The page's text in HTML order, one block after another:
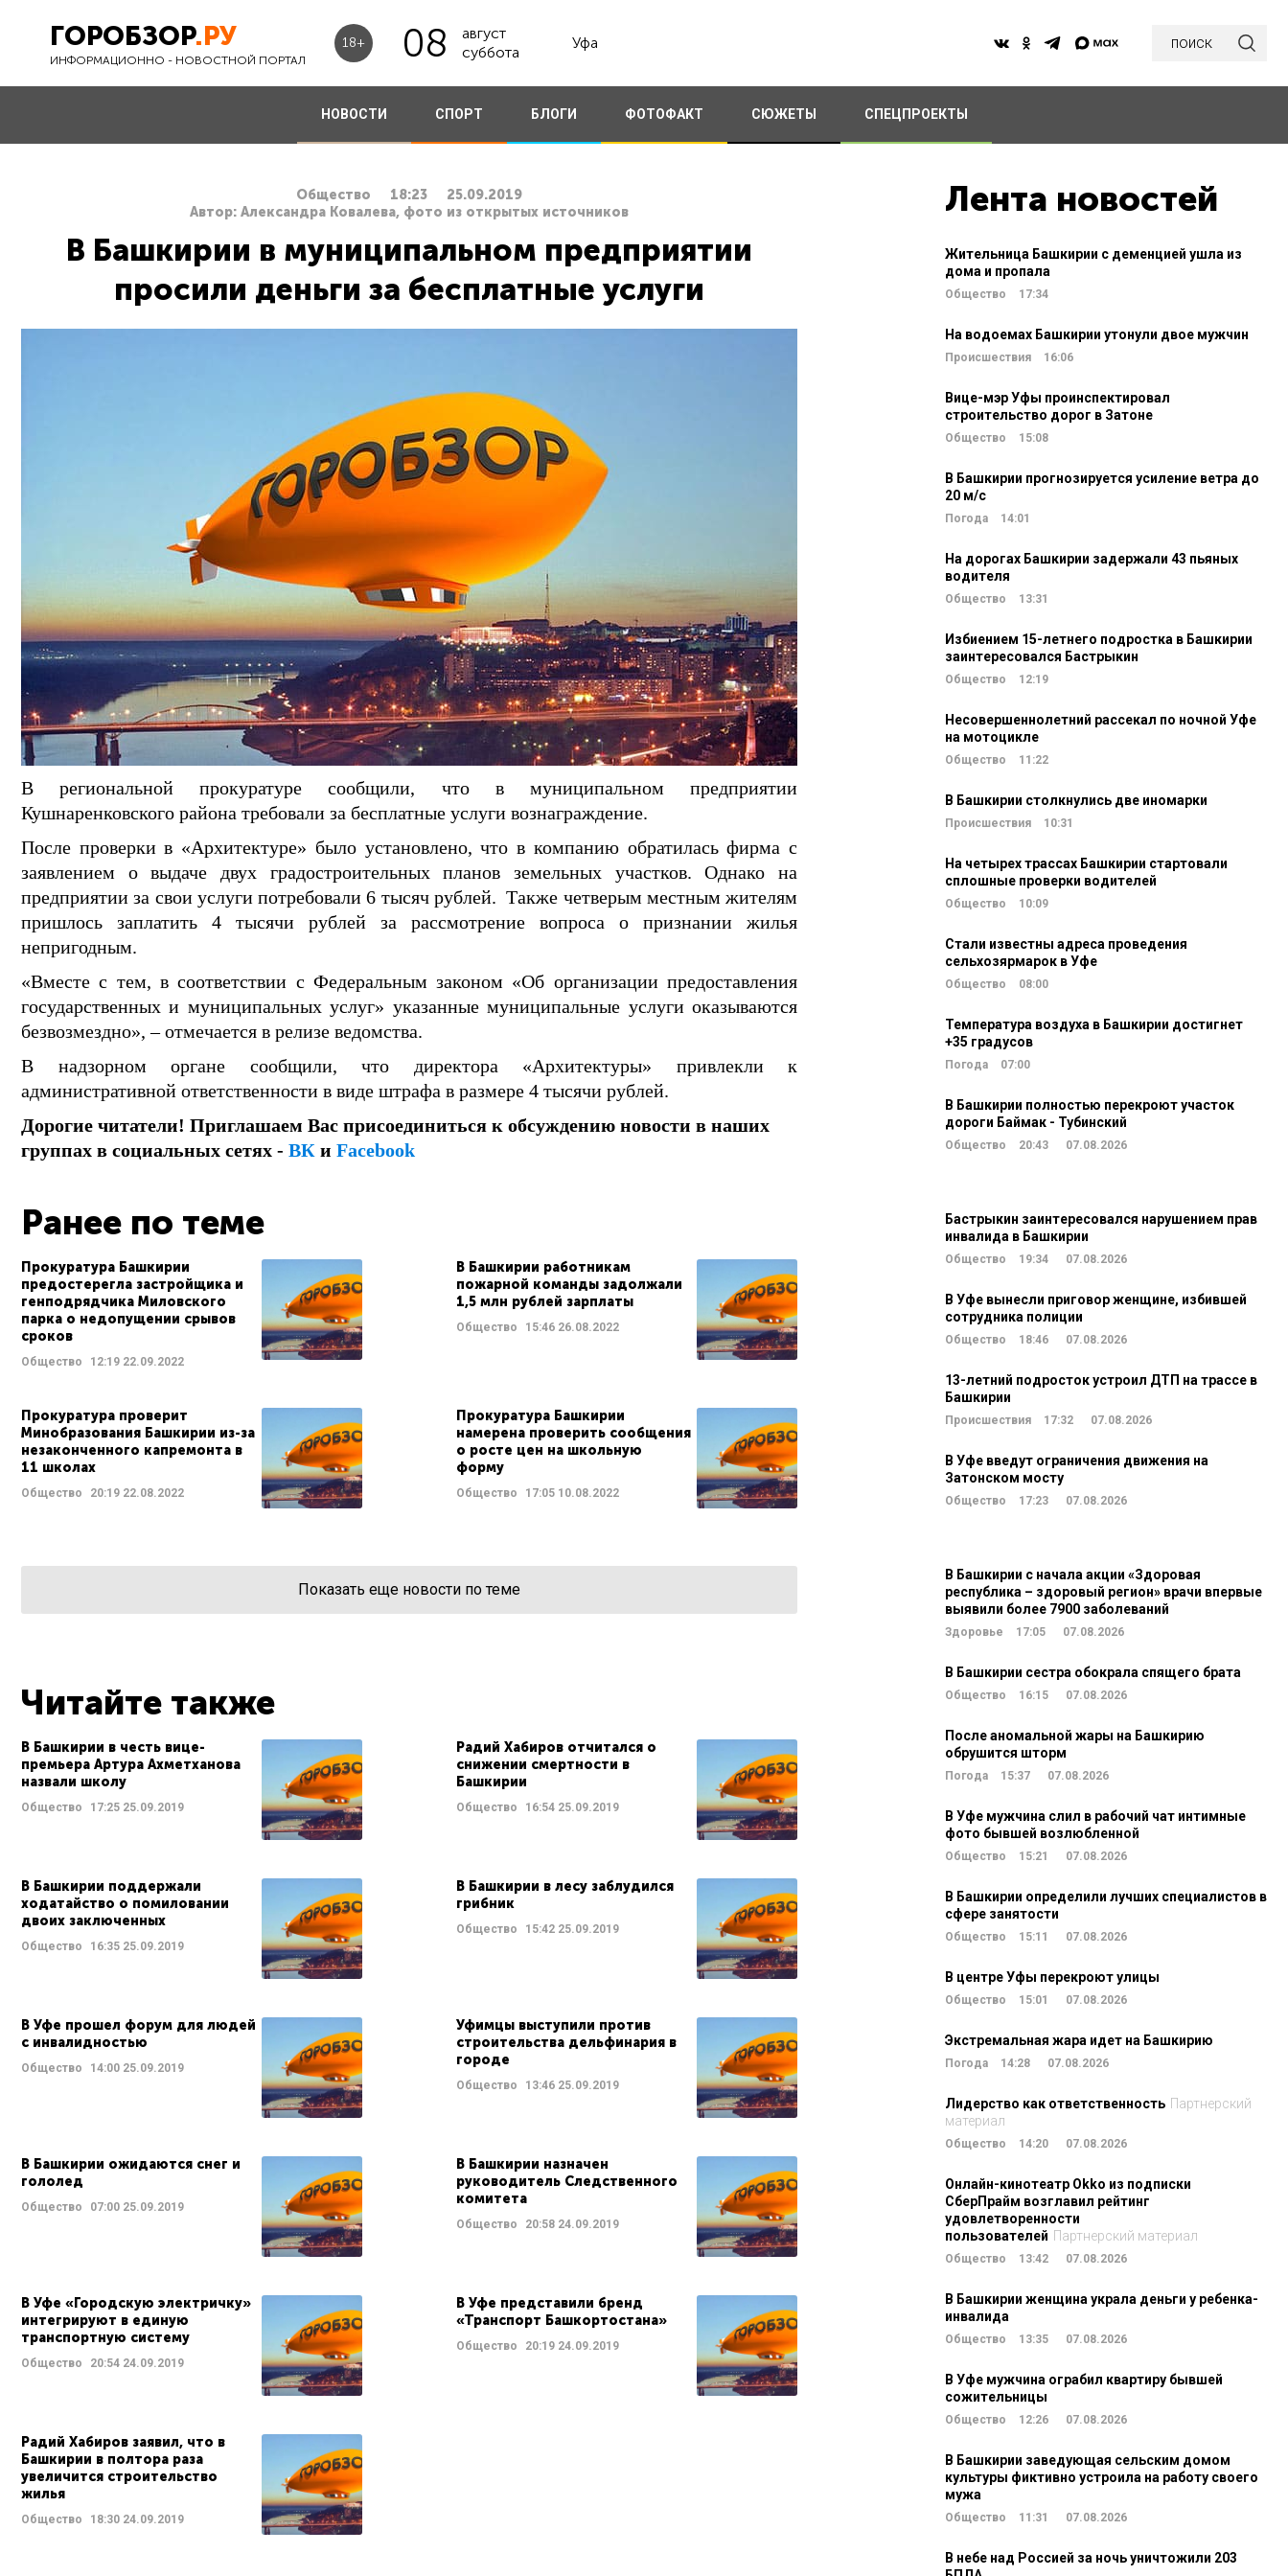
ГОРОБЗОР.РУ
ИНФОРМАЦИОННО - НОВОСТНОЙ ПОРТАЛ
18+ 08
август
суббота
Уфа поиск
НОВОСТИ СПОРТ БЛОГИ ФОТОФАКТ СЮЖЕТЫ СПЕЦПРОЕКТЫ
Общество 18:23
25.09.2019
Автор: Александра Ковалева, фото из открытых источников
В Башкирии в муниципальном предприятии
просили деньги за бесплатные услуги
В региональной прокуратуре сообщили, что в муниципальном предприятии
Кушнаренковского района требовали за бесплатные услуги вознаграждение.
После проверки в «Архитектуре» было установлено, что в компанию обратилась фирма с
заявлением о выдаче двух градостроительных планов земельных участков. Однако на
предприятии за свои услуги потребовали 6 тысяч рублей. Также четверым местным жителям
пришлось заплатить 4 тысячи рублей за рассмотрение вопроса о признании жилья
непригодным.
«Вместе с тем, в соответствии с Федеральным законом «Об организации предоставления
государственных и муниципальных услуг» указанные муниципальные услуги оказываются
безвозмездно», – отмечается в релизе ведомства.
В надзорном органе сообщили, что директора «Архитектуры» привлекли к
административной ответственности в виде штрафа в размере 4 тысячи рублей.
Дорогие читатели! Приглашаем Вас присоединиться к обсуждению новости в наших
группах в социальных сетях - ВК и Facebook
Ранее по теме
Прокуратура Башкирии
предостерегла застройщика и
генподрядчика Миловского
парка о недопущении срывов
сроков
Общество 12:19 22.09.2022
В Башкирии работникам
пожарной команды задолжали
1,5 млн рублей зарплаты
Общество 15:4626.08.2022
Прокуратура проверит
Минобразования Башкирии из-за
незаконченного капремонта в
11 школах
Общество 20:19 22.08.2022
Прокуратура Башкирии
намерена проверить сообщения
о росте цен на школьную
форму
Общество 17:0510.08.2022
Показать еще новости по теме
Читайте также
В Башкирии в честь вице-
премьера Артура Ахметханова
назвали школу
Общество 17:25 25.09.2019
Радий Хабиров отчитался о
снижении смертности в
Башкирии
Общество 16:5425.09.2019
В Башкирии поддержали
ходатайство о помиловании
двоих заключенных
Общество 16:35 25.09.2019
В Башкирии в лесу заблудился
грибник
Общество 15:4225.09.2019
В Уфе прошел форум для людей
с инвалидностью
Общество 14:00 25.09.2019
Уфимцы выступили против
строительства дельфинария в
городе
Общество 13:4625.09.2019
В Башкирии ожидаются снег и
гололед
Общество 07:00 25.09.2019
В Башкирии назначен
руководитель Следственного
комитета
Общество 20:5824.09.2019
В Уфе «Городскую электричку»
интегрируют в единую
транспортную систему
Общество 20:54 24.09.2019
В Уфе представили бренд
«Транспорт Башкортостана»
Общество 20:1924.09.2019
Радий Хабиров заявил, что в
Башкирии в полтора раза
увеличится строительство
жилья
Общество 18:30 24.09.2019
Лента новостей
Жительница Башкирии с деменцией ушла из
дома и пропала
Общество 17:34
На водоемах Башкирии утонули двое мужчин
Происшествия 16:06
Вице-мэр Уфы проинспектировал
строительство дорог в Затоне
Общество 15:08
В Башкирии прогнозируется усиление ветра до
20 м/c
Погода 14:01
На дорогах Башкирии задержали 43 пьяных
водителя
Общество 13:31
Избиением 15-летнего подростка в Башкирии
заинтересовался Бастрыкин
Общество 12:19
Несовершеннолетний рассекал по ночной Уфе
на мотоцикле
Общество 11:22
В Башкирии столкнулись две иномарки
Происшествия 10:31
На четырех трассах Башкирии стартовали
сплошные проверки водителей
Общество 10:09
Стали известны адреса проведения
сельхозярмарок в Уфе
Общество 08:00
Температура воздуха в Башкирии достигнет
+35 градусов
Погода 07:00
В Башкирии полностью перекроют участок
дороги Баймак - Тубинский
Общество 20:43 07.08.2026
Бастрыкин заинтересовался нарушением прав
инвалида в Башкирии
Общество 19:34 07.08.2026
В Уфе вынесли приговор женщине, избившей
сотрудника полиции
Общество 18:46 07.08.2026
13-летний подросток устроил ДТП на трассе в
Башкирии
Происшествия 17:32 07.08.2026
В Уфе введут ограничения движения на
Затонском мосту
Общество 17:23 07.08.2026
В Башкирии с начала акции «Здоровая
республика – здоровый регион» врачи впервые
выявили более 7900 заболеваний
Здоровье 17:05 07.08.2026
В Башкирии сестра обокрала спящего брата
Общество 16:15 07.08.2026
После аномальной жары на Башкирию
обрушится шторм
Погода 15:37 07.08.2026
В Уфе мужчина слил в рабочий чат интимные
фото бывшей возлюбленной
Общество 15:21 07.08.2026
В Башкирии определили лучших специалистов в
сфере занятости
Общество 15:11 07.08.2026
В центре Уфы перекроют улицы
Общество 15:01 07.08.2026
Экстремальная жара идет на Башкирию
Погода 14:28 07.08.2026
Лидерство как ответственность Партнерский
материал
Общество 14:20 07.08.2026
Онлайн-кинотеатр Okko из подписки
СберПрайм возглавил рейтинг
удовлетворенности
пользователей Партнерский материал
Общество 13:42 07.08.2026
В Башкирии женщина украла деньги у ребенка-
инвалида
Общество 13:35 07.08.2026
В Уфе мужчина ограбил квартиру бывшей
сожительницы
Общество 12:26 07.08.2026
В Башкирии заведующая сельским домом
культуры фиктивно устроила на работу своего
мужа
Общество 11:31 07.08.2026
В небе над Россией за ночь уничтожили 203